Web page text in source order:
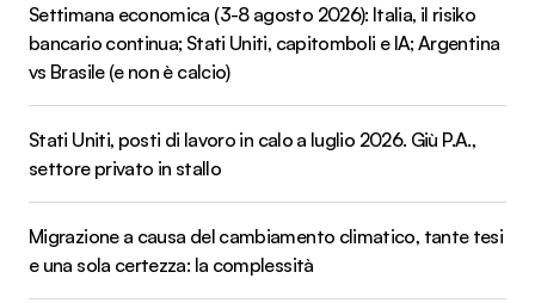
Settimana economica (3-8 agosto 2026): Italia, il risiko
bancario continua; Stati Uniti, capitomboli e IA; Argentina
vs Brasile (e non è calcio)
Stati Uniti, posti di lavoro in calo a luglio 2026. Giù P.A.,
settore privato in stallo
Migrazione a causa del cambiamento climatico, tante tesi
e una sola certezza: la complessità